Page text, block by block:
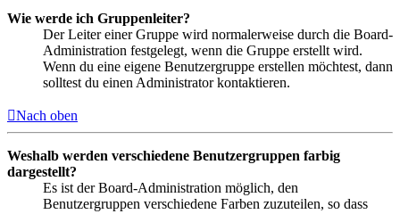
Wie werde ich Gruppenleiter?
Der Leiter einer Gruppe wird normalerweise durch die Board-
Administration festgelegt, wenn die Gruppe erstellt wird.
Wenn du eine eigene Benutzergruppe erstellen möchtest, dann
solltest du einen Administrator kontaktieren.
Nach oben
Weshalb werden verschiedene Benutzergruppen farbig
dargestellt?
Es ist der Board-Administration möglich, den
Benutzergruppen verschiedene Farben zuzuteilen, so dass